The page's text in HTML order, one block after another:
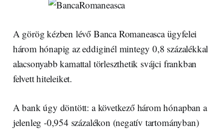
A görög kézben lévő Banca Romaneasca ügyfelei
három hónapig az eddiginél mintegy 0,8 százalékkal
alacsonyabb kamattal törleszthetik svájci frankban
felvett hiteleiket.
A bank úgy döntött: a következő három hónapban a
jelenleg -0,954 százalékon (negatív tartományban)